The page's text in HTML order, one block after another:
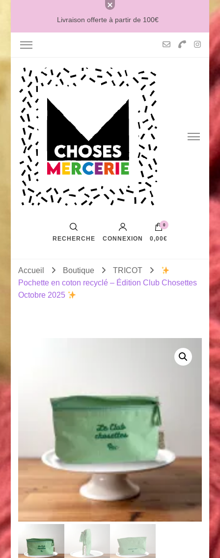
Livraison offerte à partir de 100€
MERCERIE MCHOSES
RECHERCHE CONNEXION
0
0,00€
Accueil Boutique
TRICOT
Pochette en coton recyclé – Édition Club Chosettes
Octobre 2025